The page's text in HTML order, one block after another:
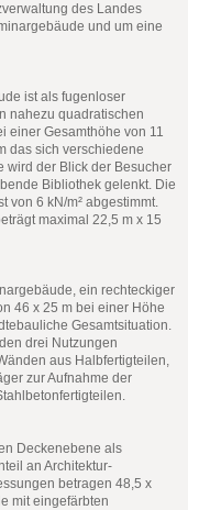
des Landes
und um eine
ist als fugenloser
nahezu quadratischen
einer Gesamthöhe von 11
das sich verschiedene
wird der Blick der Besucher
Bibliothek gelenkt. Die
von 6 kN/m² abgestimmt.
maximal 22,5 m x 15
ein rechteckiger
46 x 25 m bei einer Höhe
Gesamtsituation.
drei Nutzungen
aus Halbfertigteilen,
zur Aufnahme der
Deckenebene als
an Architektur-
betragen 48,5 x
mit eingefärbten